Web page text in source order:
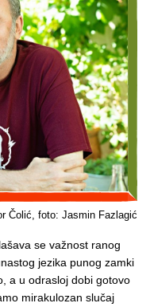
Čolić, foto: Jasmin Fazlagić
se važnost ranog
jezika punog zamki
a u odrasloj dobi gotovo
mirakulozan slučaj